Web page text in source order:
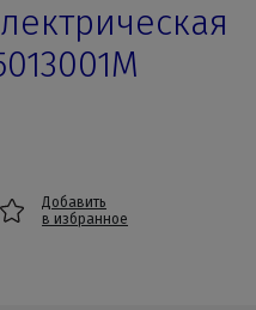
Добавить
в избранное